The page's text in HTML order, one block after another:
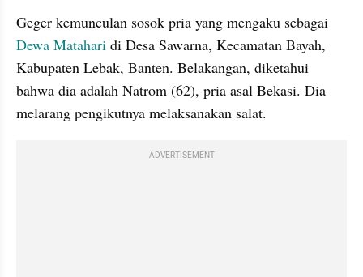
Dewa Matahari di Desa Sawarna, Kecamatan Bayah,
Kabupaten Lebak, Banten. Belakangan, diketahui
bahwa dia adalah Natrom (62), pria asal Bekasi. Dia
melarang pengikutnya melaksanakan salat.
ADVERTISEMENT